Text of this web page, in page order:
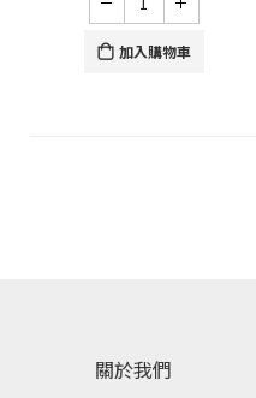
加入購物車
關於我們